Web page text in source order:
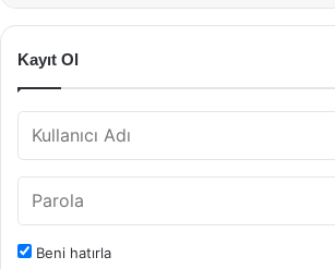
Kayıt Ol
Beni hatırla